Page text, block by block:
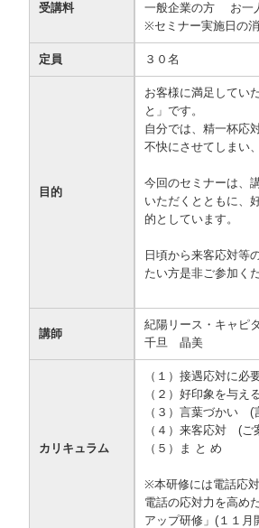
受講料
一般企業の方 お一
※セミナー実施日の
定員 ３０名
目的
お客様に満足してい
と」です。
自分では、精一杯応
不快にさせてしまい
今回のセミナーは、
いただくとともに、
的としています。
日頃から来客応対等
たい方是非ご参加く
講師
紀陽リース・キャ
千旦 晶美
カリキュラム
（１）接遇応対に
（２）好印象を与
（３）言葉づかい (
（４）来客応対 (ご
（５）ま と め
※本研修には電話応
電話の応対力を高め
アップ研修」(１１月